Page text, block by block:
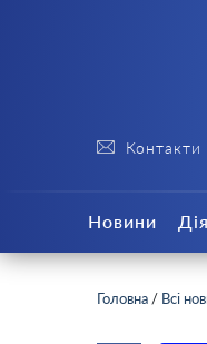
Контакти
Новини
Головна / Всі